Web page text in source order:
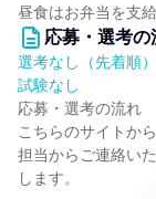
昼食はお弁当を支給
応募・選考の
選考なし（先着順
試験なし
応募・選考の流れ
こちらのサイトか
担当からご連絡い
します。